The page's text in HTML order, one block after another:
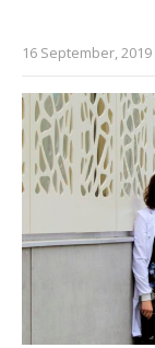
16 September, 2019